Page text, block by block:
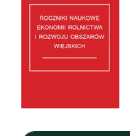
Sidebar